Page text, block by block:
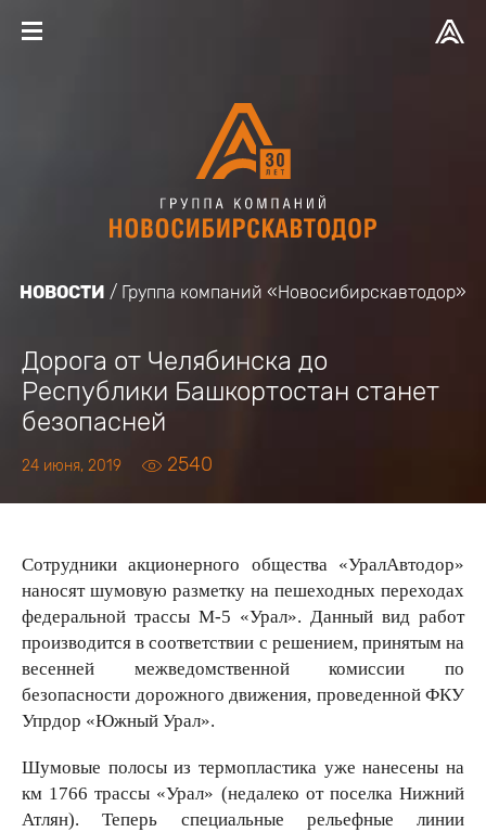
НОВОСТИ Группа компаний «Новосибирскавтодор»
Дорога от Челябинска до
Республики Башкортостан станет
безопасней
24 июня, 2019 2540
Сотрудники акционерного общества «УралАвтодор»
наносят шумовую разметку на пешеходных переходах
федеральной трассы М-5 «Урал». Данный вид работ
производится в соответствии с решением, принятым на
весенней межведомственной комиссии по
безопасности дорожного движения, проведенной ФКУ
Упрдор «Южный Урал».
Шумовые полосы из термопластика уже нанесены на
км 1766 трассы «Урал» (недалеко от поселка Нижний
Атлян). Теперь специальные рельефные линии